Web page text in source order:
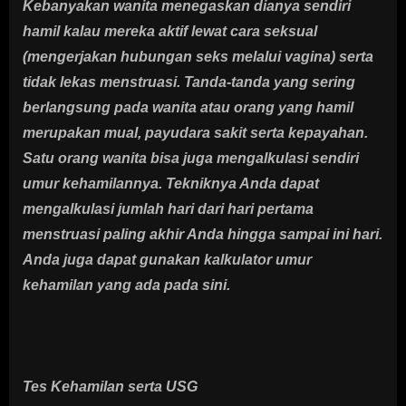
Kebanyakan wanita menegaskan dianya sendiri
hamil kalau mereka aktif lewat cara seksual
(mengerjakan hubungan seks melalui vagina) serta
tidak lekas menstruasi. Tanda-tanda yang sering
berlangsung pada wanita atau orang yang hamil
merupakan mual, payudara sakit serta kepayahan.
Satu orang wanita bisa juga mengalkulasi sendiri
umur kehamilannya. Tekniknya Anda dapat
mengalkulasi jumlah hari dari hari pertama
menstruasi paling akhir Anda hingga sampai ini hari.
Anda juga dapat gunakan kalkulator umur
kehamilan yang ada pada sini.
Tes Kehamilan serta USG